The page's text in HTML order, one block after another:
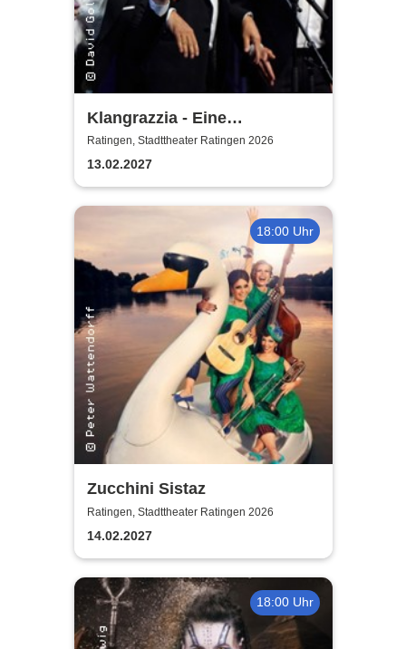
Klangrazzia - Eine
musikalische Kriminal-
Komödie
Ratingen, Stadttheater Ratingen 2026
13.02.2027
18:00 Uhr
Zucchini Sistaz
Ratingen, Stadttheater Ratingen 2026
14.02.2027
18:00 Uhr